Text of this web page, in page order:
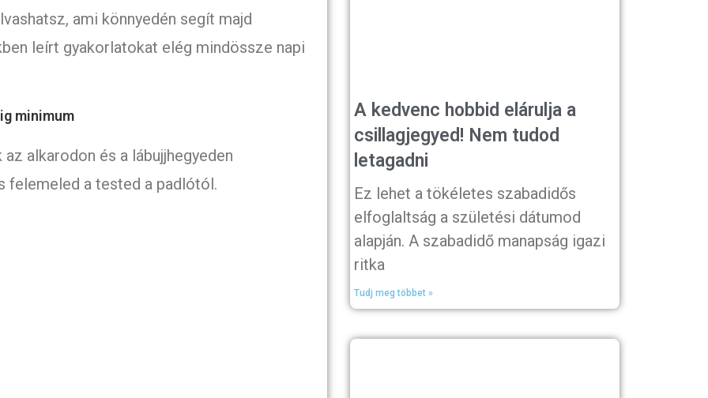
ami könnyedén segít majd
leírt gyakorlatokat elég mindössze napi
minimum
alkarodon és a lábujjhegyeden
felemeled a tested a padlótól.
A kedvenc hobbid elárulja a
csillagjegyed! Nem tudod
letagadni
Ez lehet a tökéletes szabadidős
elfoglaltság a születési dátumod
alapján. A szabadidő manapság igazi
ritka
Tudj meg többet »